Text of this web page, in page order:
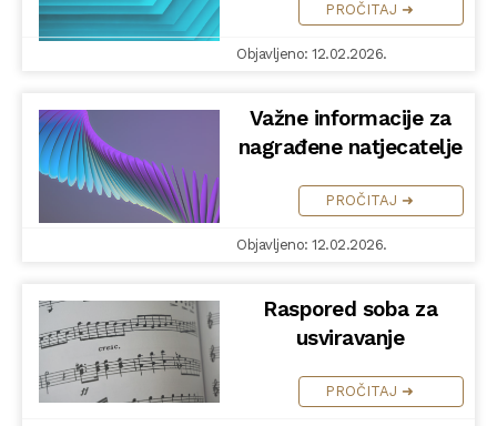
PROČITAJ ➜
Objavljeno: 12.02.2026.
Važne informacije za
nagrađene natjecatelje
PROČITAJ ➜
Objavljeno: 12.02.2026.
Raspored soba za
usviravanje
PROČITAJ ➜